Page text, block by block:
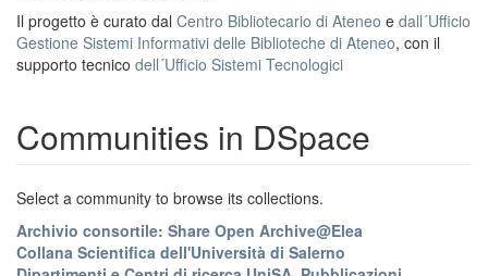
Il progetto è curato dal Centro Bibliotecario di Ateneo e dall´Ufficio
Gestione Sistemi Informativi delle Biblioteche di Ateneo, con il
supporto tecnico dell´Ufficio Sistemi Tecnologici
Communities in DSpace
Select a community to browse its collections.
Archivio consortile: Share Open Archive@Elea
Collana Scientifica dell'Università di Salerno